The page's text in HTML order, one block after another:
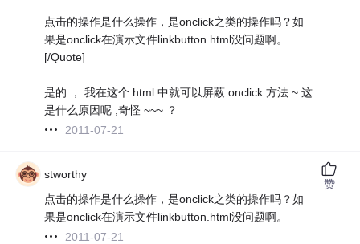
点击的操作是什么操作，是onclick之类的操作吗？如
果是onclick在演示文件linkbutton.html没问题啊。
[/Quote]
是的 ， 我在这个 html 中就可以屏蔽 onclick 方法 ~ 这
是什么原因呢 ,奇怪 ~~~ ？
2011-07-21
stworthy
点击的操作是什么操作，是onclick之类的操作吗？如
果是onclick在演示文件linkbutton.html没问题啊。
2011-07-21
赞